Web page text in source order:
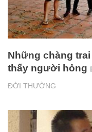
ĐỜI THƯỜNG
Những chàng
thấy người hỏng